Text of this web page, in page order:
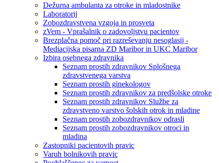
Dežurna ambulanta za otroke in mladostnike
Laboratorij
Zobozdravstvena vzgoja in prosveta
zVem - Vprašalnik o zadovoljstvu pacientov
Brezplačna pomoč pri razreševanju nesoglasij -
Mediacijska pisarna ZD Maribor in UKC Maribor
Izbira osebnega zdravnika
Seznam prostih zdravnikov Splošnega
zdravstvenega varstva
Seznam prostih ginekologov
Seznam prostih zdravnikov za predšolske otroke
Seznam prostih zdravnikov Službe za
zdravstveno varstvo šolskih otrok in mladine
Seznam prostih zobozdravnikov odrasli
Seznam prostih zobozdravnikov otroci in
mladina
Zastopniki pacientovih pravic
Varuh bolnikovih pravic